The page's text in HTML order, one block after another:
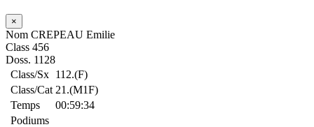
×
Nom CREPEAU Emilie
Class 456
Doss. 1128
Class/Sx 112.(F)
Class/Cat 21.(M1F)
Temps
00:59:34
Podiums